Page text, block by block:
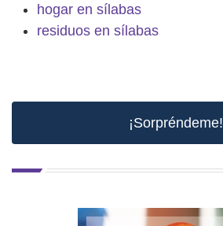
hogar en sílabas
residuos en sílabas
¡Sorpréndeme!